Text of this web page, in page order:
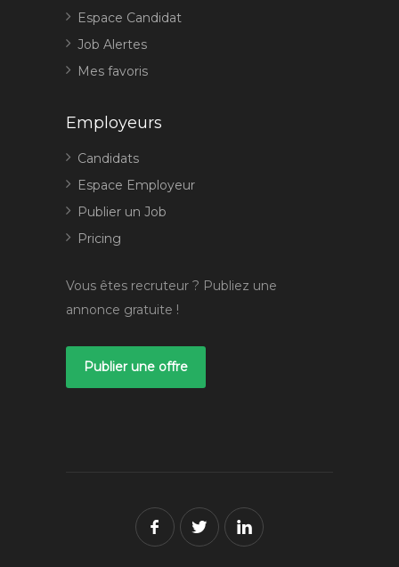
Espace Candidat
Job Alertes
Mes favoris
Employeurs
Candidats
Espace Employeur
Publier un Job
Pricing
Vous êtes recruteur ? Publiez une
annonce gratuite !
Publier une offre